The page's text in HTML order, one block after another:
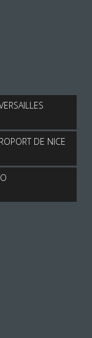
DE NICE